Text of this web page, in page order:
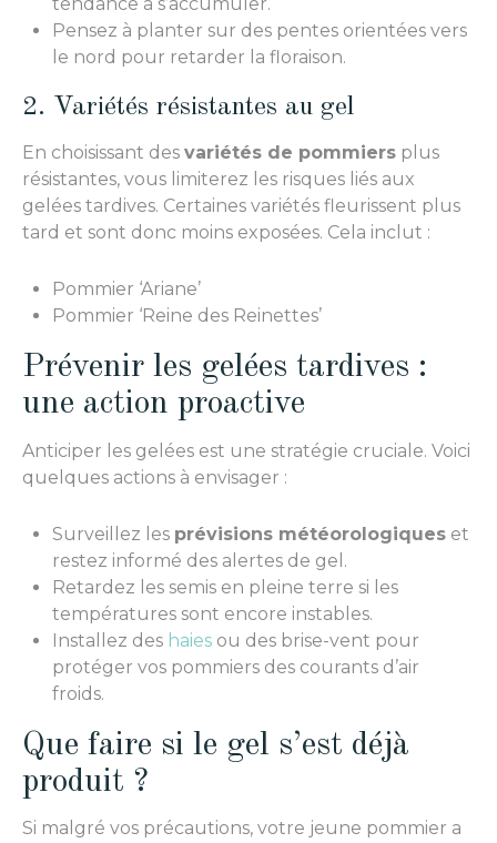
Pensez à planter sur des pentes orientées vers
le nord pour retarder la floraison.
2. Variétés résistantes au gel
En choisissant des variétés de pommiers plus
résistantes, vous limiterez les risques liés aux
gelées tardives. Certaines variétés fleurissent plus
tard et sont donc moins exposées. Cela inclut :
Pommier ‘Ariane’
Pommier ‘Reine des Reinettes’
Prévenir les gelées tardives :
une action proactive
Anticiper les gelées est une stratégie cruciale. Voici
quelques actions à envisager :
Surveillez les prévisions météorologiques et
restez informé des alertes de gel.
Retardez les semis en pleine terre si les
températures sont encore instables.
Installez des haies ou des brise-vent pour
protéger vos pommiers des courants d’air
froids.
Que faire si le gel s’est déjà
produit ?
Si malgré vos précautions, votre jeune pommier a